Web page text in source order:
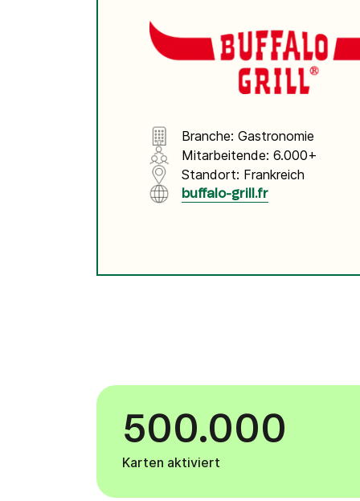
Shopify, WordPress, Stripe, Zapier und mehr.
Branche: Gastronomie
Mitarbeitende: 6.000+
Standort: Frankreich
buffalo-grill.fr
500.000
Karten aktiviert